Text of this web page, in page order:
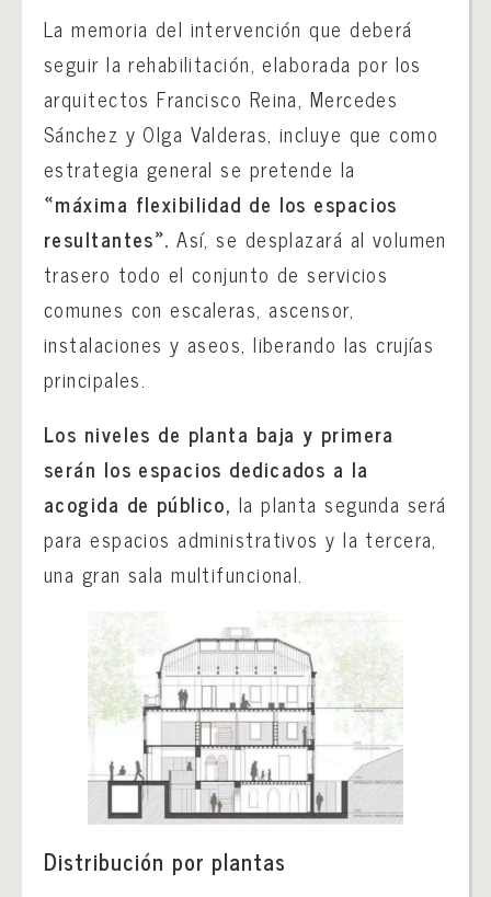
La memoria del intervención que deberá
seguir la rehabilitación, elaborada por los
arquitectos Francisco Reina, Mercedes
Sánchez y Olga Valderas, incluye que como
estrategia general se pretende la
«máxima flexibilidad de los espacios
resultantes». Así, se desplazará al volumen
trasero todo el conjunto de servicios
comunes con escaleras, ascensor,
instalaciones y aseos, liberando las crujías
principales.
Los niveles de planta baja y primera
serán los espacios dedicados a la
acogida de público, la planta segunda será
para espacios administrativos y la tercera,
una gran sala multifuncional.
Distribución por plantas